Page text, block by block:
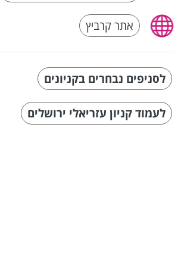
אתר קרביץ
לסניפים נבחרים בקניונים
לעמוד קניון עזריאלי ירושלים